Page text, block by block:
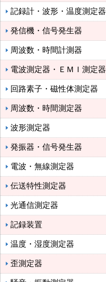
記録計・波形・温度測定器
発信機・信号発生器
周波数・時間計測器
電波測定器・ＥＭＩ測定器
回路素子・磁性体測定器
周波数・時間測定器
波形測定器
発振器・信号発生器
電波・無線測定器
伝送特性測定器
光通信測定器
記録装置
温度・湿度測定器
歪測定器